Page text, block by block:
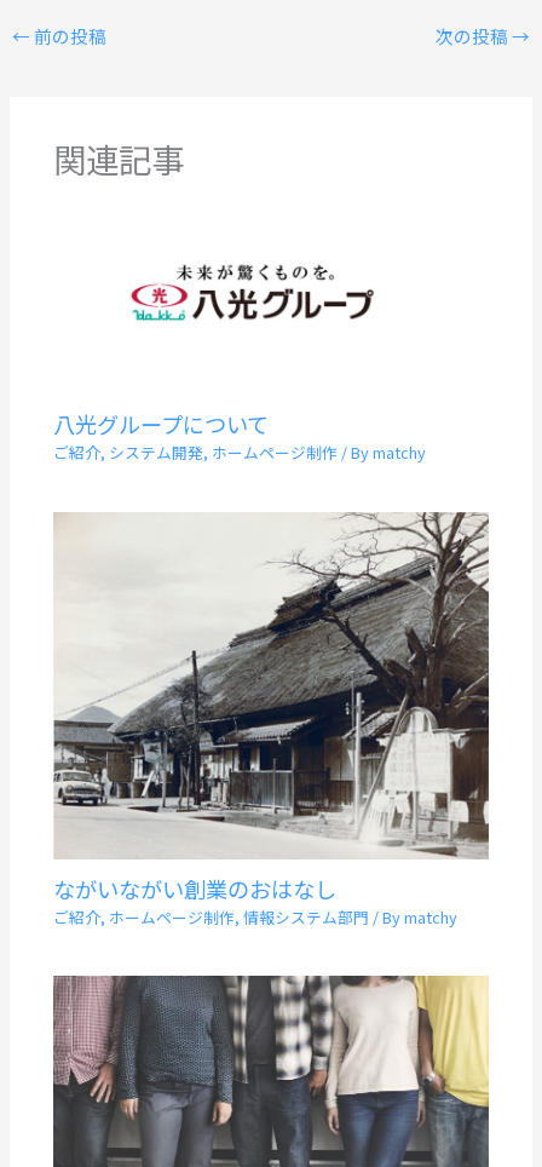
← 前の投稿 次の投稿→
関連記事
八光グループについて
ご紹介, システム開発, ホームページ制作 / Bymatchy
ながいながい創業のおはなし
ご紹介, ホームページ制作,情報システム部門 / Bymatchy